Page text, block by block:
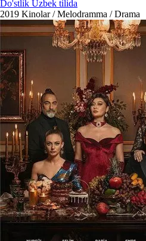
Do'stlik Uzbek tilida
2019 Kinolar / Melodramma / Drama